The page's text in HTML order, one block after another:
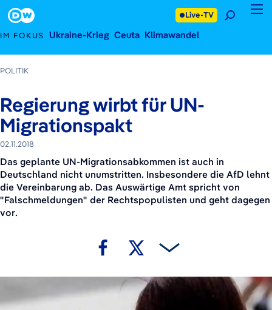
IM FOKUS Ukraine-Krieg Ceuta Klimawandel
Live-TV
POLITIK
Regierung wirbt für UN-
Migrationspakt
02.11.2018
Das geplante UN-Migrationsabkommen ist auch in
Deutschland nicht unumstritten. Insbesondere die AfD lehnt
die Vereinbarung ab. Das Auswärtige Amt spricht von
"Falschmeldungen" der Rechtspopulisten und geht dagegen
vor.
Footer